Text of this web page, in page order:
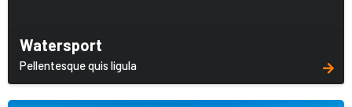
Watersport
Pellentesque quis ligula